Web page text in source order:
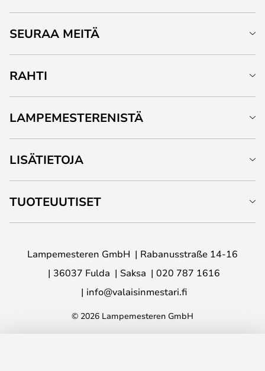
SEURAA MEITÄ
RAHTI
LAMPEMESTERENISTÄ
LISÄTIETOJA
TUOTEUUTISET
Lampemesteren GmbH
Rabanusstraße 14-16
36037 Fulda
Saksa
020 787 1616
info@valaisinmestari.fi
© 2026 Lampemesteren GmbH